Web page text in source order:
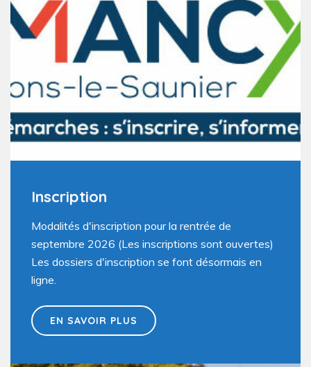
Inscription
Modalités d'inscription pour la rentrée de
septembre 2026 (Les inscriptions sont ouvertes)
Les dossiers d'inscription se font désormais en
ligne.
EN SAVOIR PLUS